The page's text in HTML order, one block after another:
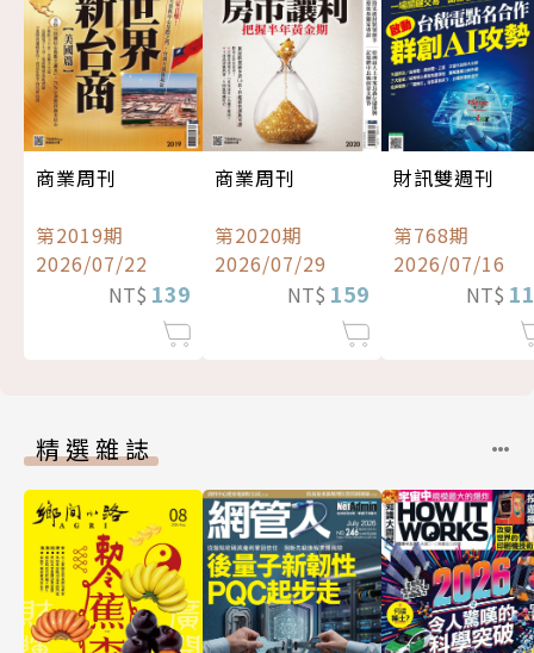
商業周刊
第2019期
2026/07/22
NT$ 139
商業周刊
第2020期
2026/07/29
NT$ 159
財訊雙週刊
第768期
2026/07/16
NT$
精選雜誌